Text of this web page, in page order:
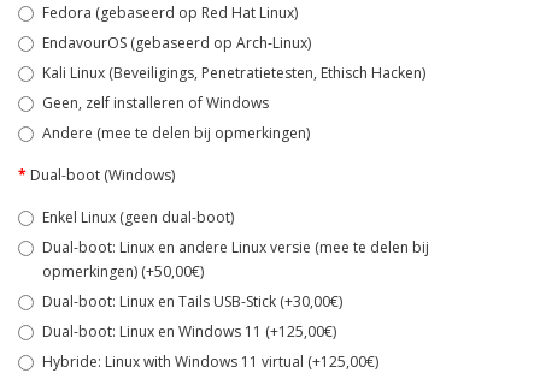
Fedora (gebaseerd op Red Hat Linux)
EndavourOS (gebaseerd op Arch-Linux)
Kali Linux (Beveiligings, Penetratietesten, Ethisch Hacken)
Geen, zelf installeren of Windows
Andere (mee te delen bij opmerkingen)
Dual-boot (Windows)
Enkel Linux (geen dual-boot)
Dual-boot: Linux en andere Linux versie (mee te delen bij
opmerkingen) (+50,00€)
Dual-boot: Linux en Tails USB-Stick (+30,00€)
Dual-boot: Linux en Windows 11 (+125,00€)
Hybride: Linux with Windows 11 virtual (+125,00€)